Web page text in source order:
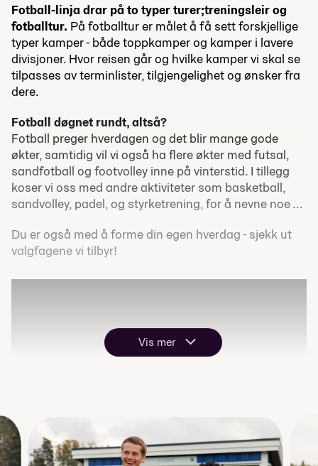
Fotball-linja drar på to typer turer;treningsleir og
fotballtur. På fotballtur er målet å få sett forskjellige
typer kamper - både toppkamper og kamper i lavere
divisjoner. Hvor reisen går og hvilke kamper vi skal se
tilpasses av terminlister, tilgjengelighet og ønsker fra
dere.
Fotball døgnet rundt, altså?
Fotball preger hverdagen og det blir mange gode
økter, samtidig vil vi også ha flere økter med futsal,
sandfotball og footvolley inne på vinterstid. I tillegg
koser vi oss med andre aktiviteter som basketball,
sandvolley, padel, og styrketrening, for å nevne noe ...
Du er også med å forme din egen hverdag - sjekk ut
valgfagene vi tilbyr!
Vis mer